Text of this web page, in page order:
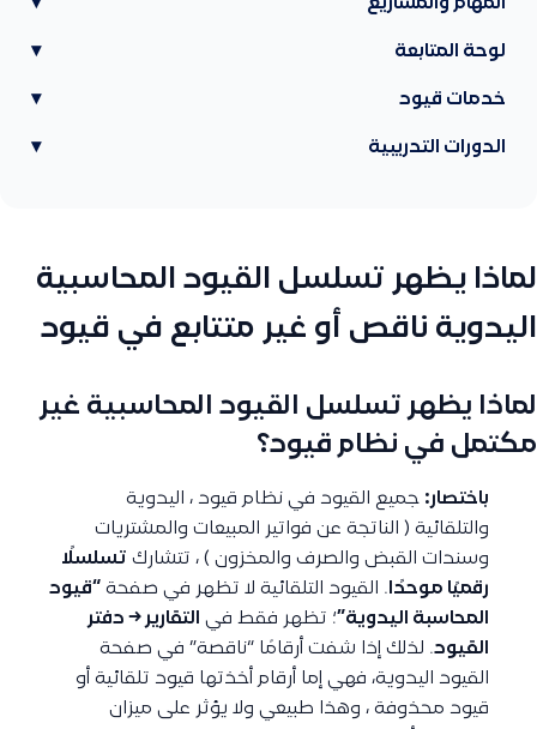
المهام والمشاريع ▾
لوحة المتابعة ▾
خدمات قيود ▾
الدورات التدريبية ▾
لماذا يظهر تسلسل القيود المحاسبية
اليدوية ناقص أو غير متتابع في قيود
لماذا يظهر تسلسل القيود المحاسبية غير
مكتمل في نظام قيود؟
باختصار: جميع القيود في نظام قيود ، اليدوية
والتلقائية ( الناتجة عن فواتير المبيعات والمشتريات
وسندات القبض والصرف والمخزون ) ، تتشارك تسلسلًا
رقميًا موحدًا. القيود التلقائية لا تظهر في صفحة “قيود
المحاسبة اليدوية”؛ تظهر فقط في التقارير → دفتر
القيود. لذلك إذا شفت أرقامًا “ناقصة” في صفحة
القيود اليدوية، فهي إما أرقام أخذتها قيود تلقائية أو
قيود محذوفة ، وهذا طبيعي ولا يؤثر على ميزان